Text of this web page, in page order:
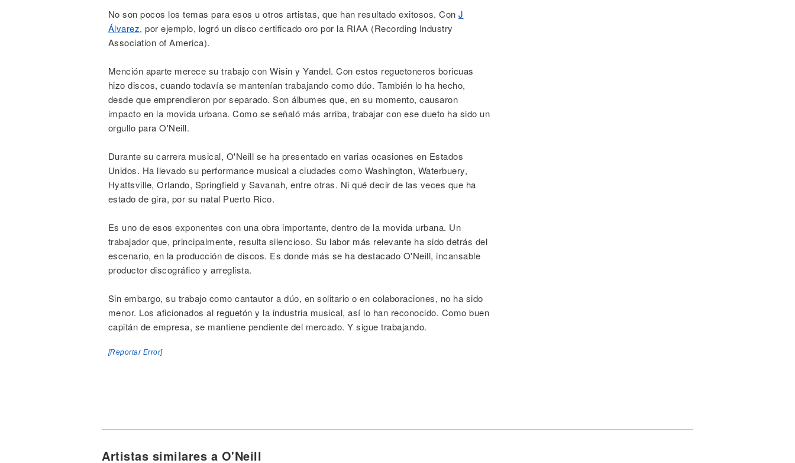
No son pocos los temas para esos u otros artistas, que han resultado exitosos. Con J
Álvarez, por ejemplo, logró un disco certificado oro por la RIAA (Recording Industry
Association of America).
Mención aparte merece su trabajo con Wisin y Yandel. Con estos reguetoneros boricuas
hizo discos, cuando todavía se mantenían trabajando como dúo. También lo ha hecho,
desde que emprendieron por separado. Son álbumes que, en su momento, causaron
impacto en la movida urbana. Como se señaló más arriba, trabajar con ese dueto ha sido un
orgullo para O'Neill.
Durante su carrera musical, O'Neill se ha presentado en varias ocasiones en Estados
Unidos. Ha llevado su performance musical a ciudades como Washington, Waterbuery,
Hyattsville, Orlando, Springfield y Savanah, entre otras. Ni qué decir de las veces que ha
estado de gira, por su natal Puerto Rico.
Es uno de esos exponentes con una obra importante, dentro de la movida urbana. Un
trabajador que, principalmente, resulta silencioso. Su labor más relevante ha sido detrás del
escenario, en la producción de discos. Es donde más se ha destacado O'Neill, incansable
productor discográfico y arreglista.
Sin embargo, su trabajo como cantautor a dúo, en solitario o en colaboraciones, no ha sido
menor. Los aficionados al reguetón y la industria musical, así lo han reconocido. Como buen
capitán de empresa, se mantiene pendiente del mercado. Y sigue trabajando.
[Reportar Error]
Artistas similares a O'Neill